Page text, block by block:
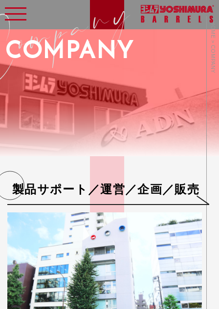
COMPANY
製品サポート／運営／企画／販売
HOME > COMPANY